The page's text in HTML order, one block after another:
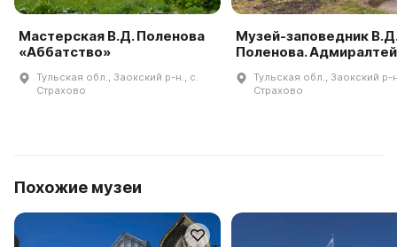
Мастерская В.Д. Поленова
«Аббатство»
Тульская обл., Заокский р-н., с.
Страхово
Музей-заповедник В.Д.
Поленова.
Тульская обл., Заокский р-
Страхово
Похожие музеи